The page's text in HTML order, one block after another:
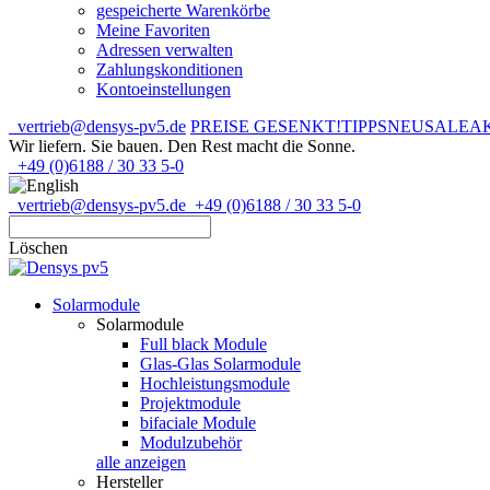
gespeicherte Warenkörbe
Meine Favoriten
Adressen verwalten
Zahlungskonditionen
Kontoeinstellungen
vertrieb@densys-pv5.de PREISE GESENKT!TIPPSNEUSALE
Wir liefern. Sie bauen. Den Rest macht die Sonne.
+49 (0)6188 / 30 33 5-0
vertrieb@densys-pv5.de +49 (0)6188 / 30 33 5-0
Löschen
Solarmodule
Solarmodule
Full black Module
Glas-Glas Solarmodule
Hochleistungsmodule
Projektmodule
bifaciale Module
Modulzubehör
alle anzeigen
Hersteller